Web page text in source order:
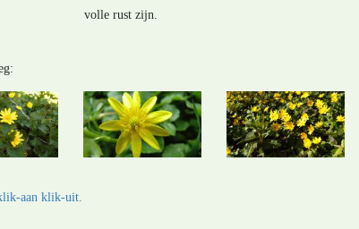
volle rust zijn.
aan klik-uit.